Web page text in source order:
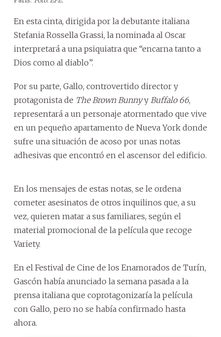
En esta cinta, dirigida por la debutante italiana
Stefania Rossella Grassi, la nominada al Oscar
interpretará a una psiquiatra que “encarna tanto a
Dios como al diablo”.
Por su parte, Gallo, controvertido director y
protagonista de The Brown Bunnyy Buffalo 66,
representará a un personaje atormentado que vive
en un pequeño apartamento de Nueva York donde
sufre una situación de acoso por unas notas
adhesivas que encontró en el ascensor del edificio.
En los mensajes de estas notas, se le ordena
cometer asesinatos de otros inquilinos que, a su
vez, quieren matar a sus familiares, según el
material promocional de la película que recoge
Variety.
En el Festival de Cine de los Enamorados de Turín,
Gascón había anunciado la semana pasada a la
prensa italiana que coprotagonizaría la película
con Gallo, pero no se había confirmado hasta
ahora.